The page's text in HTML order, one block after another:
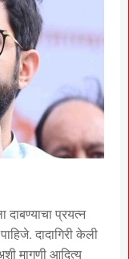
प्रयत्न
दादागिरी केली
मागणी आदित्य